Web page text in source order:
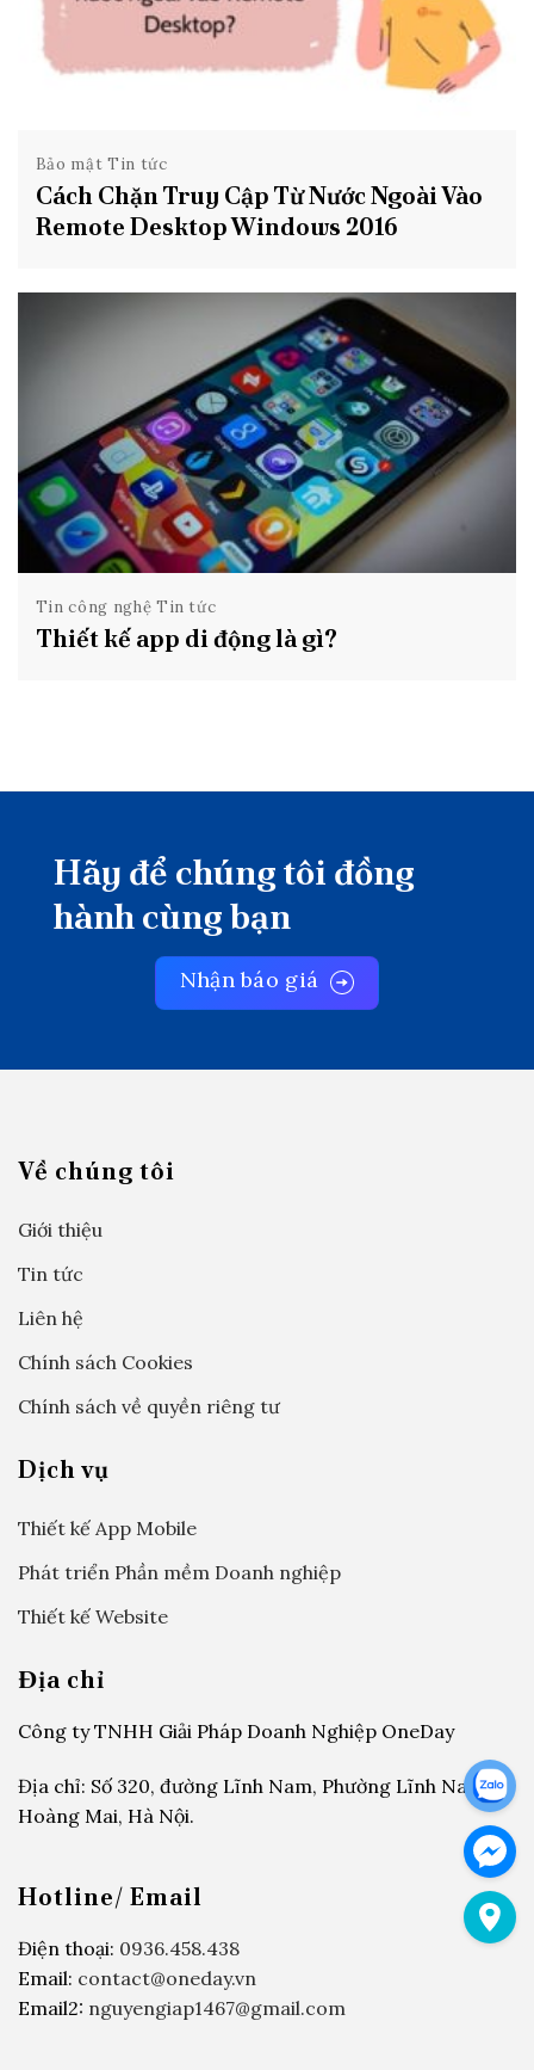
Bảo mật Tin tức
Cách Chặn Truy Cập Từ Nước Ngoài Vào
Remote Desktop Windows 2016
Tin công nghệ Tin tức
Thiết kế app di động là gì?
Hãy để chúng tôi đồng
hành cùng bạn
Nhận báo giá
Về chúng tôi
Giới thiệu
Tin tức
Liên hệ
Chính sách Cookies
Chính sách về quyền riêng tư
Dịch vụ
Thiết kế App Mobile
Phát triển Phần mềm Doanh nghiệp
Thiết kế Website
Địa chỉ
Công ty TNHH Giải Pháp Doanh Nghiệp OneDay
Địa chỉ: Số 320, đường Lĩnh Nam, Phường Lĩnh Nam,
Hoàng Mai, Hà Nội.
Hotline/ Email
Điện thoại: 0936.458.438
Email: contact@oneday.vn
Email2: nguyengiap1467@gmail.com